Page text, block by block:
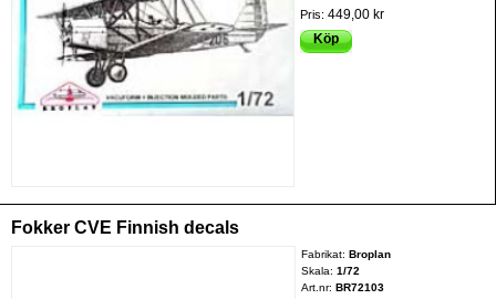
Pris:449,00 kr
Köp
Fokker CVE Finnish decals
Fabrikat: Broplan
Skala: 1/72
Art.nr: BR72103